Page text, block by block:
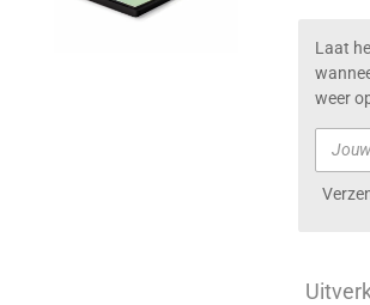
Laat
weer